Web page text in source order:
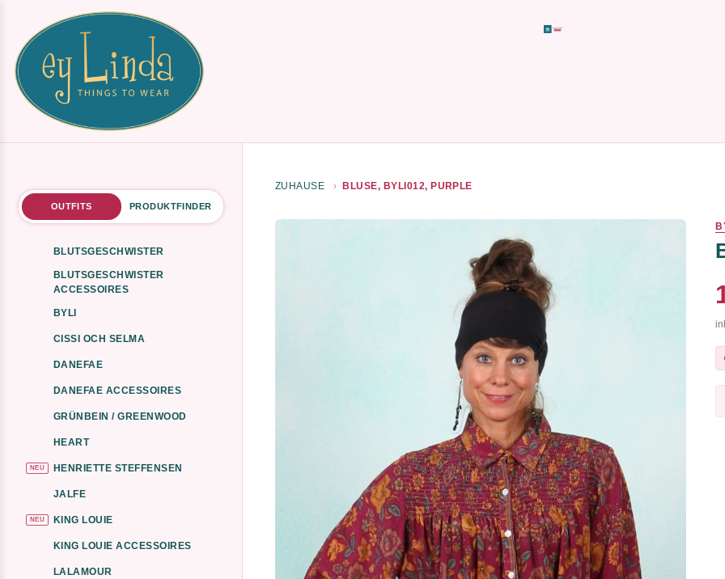
OUTFITS PRODUKTFINDER
BLUTSGESCHWISTER
BLUTSGESCHWISTER
ACCESSOIRES
BYLI
CISSI OCH SELMA
DANEFAE
DANEFAE ACCESSOIRES
GRÜNBEIN / GREENWOOD
HEART
NEU HENRIETTE STEFFENSEN
JALFE
NEU KING LOUIE
KING LOUIE ACCESSOIRES
LALAMOUR
ZUHAUSE BLUSE, BYLI012, PURPLE